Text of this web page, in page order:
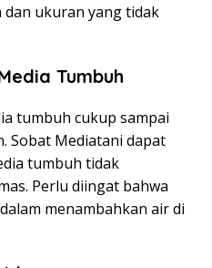
ukuran yang tidak
Tumbuh
tumbuh cukup sampai
Sobat Mediatani dapat
tumbuh tidak
Perlu diingat bahwa
menambahkan air di